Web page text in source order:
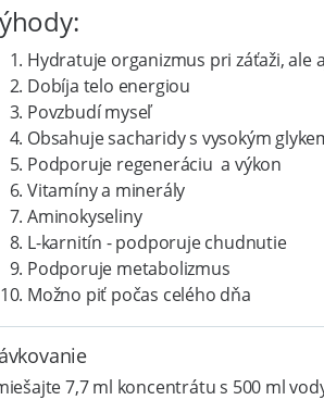
Hydratuje organizmus pri záťaži, ale
Dobíja telo energiou
Povzbudí myseľ
Obsahuje sacharidy s vysokým
Podporuje regeneráciu a výkon
Vitamíny a minerály
Aminokyseliny
L-karnitín - podporuje chudnutie
Podporuje metabolizmus
Možno piť počas celého dňa
7,7 ml koncentrátu s 500 ml